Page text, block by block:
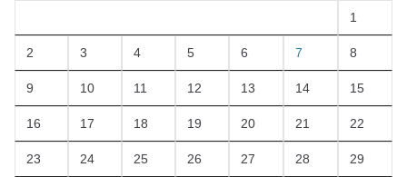
1
2 3 4 5 6 7 8
9 10 11 12 13 14 15
16 17 18 19 20 21 22
23 24 25 26 27 28 29